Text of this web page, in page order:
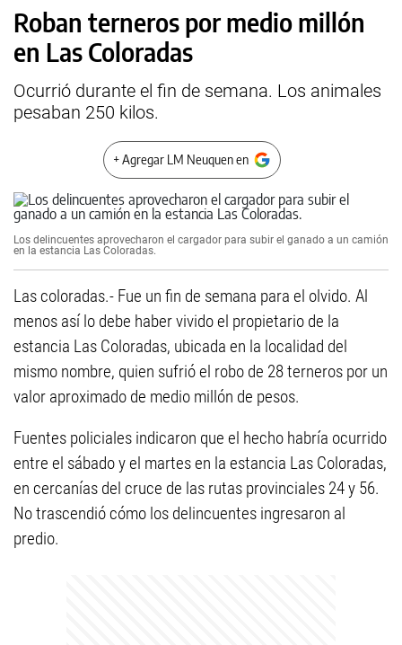
Roban terneros por medio millón
en Las Coloradas
Ocurrió durante el fin de semana. Los animales
pesaban 250 kilos.
+ Agregar LM Neuquen en
Los delincuentes aprovecharon el cargador para subir el ganado a un camión
en la estancia Las Coloradas.
Las coloradas.- Fue un fin de semana para el olvido. Al
menos así lo debe haber vivido el propietario de la
estancia Las Coloradas, ubicada en la localidad del
mismo nombre, quien sufrió el robo de 28 terneros por un
valor aproximado de medio millón de pesos.
Fuentes policiales indicaron que el hecho habría ocurrido
entre el sábado y el martes en la estancia Las Coloradas,
en cercanías del cruce de las rutas provinciales 24 y 56.
No trascendió cómo los delincuentes ingresaron al
predio.